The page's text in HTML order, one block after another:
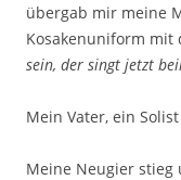
übergab mir meine
Kosakenuniform mit
sein, der singt jetzt
Mein Vater, ein
Meine Neugier